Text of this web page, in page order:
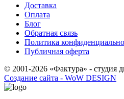
Доставка
Оплата
Блог
Обратная связь
Политика
Публичная оферта
© 2001-2026 «Фактура» - студия
Создание сайта - WoW DESIGN